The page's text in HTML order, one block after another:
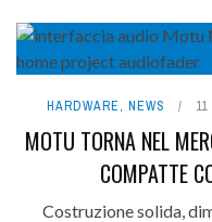
HARDWARE, NEWS
MOTU TORNA NEL
COMPATTE
Costruzione solida,